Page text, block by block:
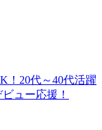
！20代～40代活躍
ュー応援！